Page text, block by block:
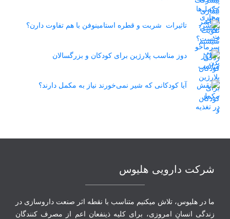
تاثیرات شربت و قطره استامینوفن با هم تفاوت دارن؟
دوز مناسب پلارژین برای کودکان و بزرگسالان
آیا کودکانی که شیر نمی‌خورند نیاز به مکمل دارند؟
شرکت دارویی هلیوس
ما در هلیوس، تلاش می‏کنیم متناسب با نقطه‏ اثر صنعت داروسازی در
زندگی انسانِ امروزی، برای کلیه ذینفعان اعم از مصرف‏ کنندگان